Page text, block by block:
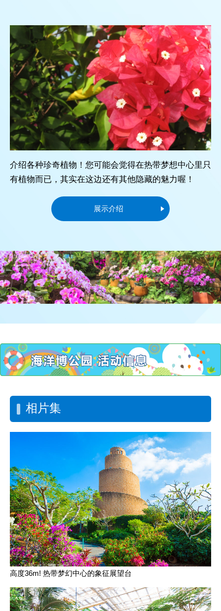
介绍各种珍奇植物！您可能会觉得在热带梦想中心里只
有植物而已，其实在这边还有其他隐藏的魅力喔！
展示介绍
相片集
高度36m! 热带梦幻中心的象征展望台